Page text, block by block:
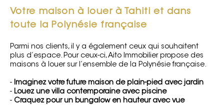
Votre maison à louer à Tahiti et dans
toute la Polynésie française
Parmi nos clients, il y a également ceux qui souhaitent
plus d’espace. Pour ceux-ci, Aito Immobilier propose des
maisons à louer sur l’ensemble de la Polynésie française.
- Imaginez votre future maison de plain-pied avec jardin
- Louez une villa contemporaine avec piscine
- Craquez pour un bungalow en hauteur avec vue